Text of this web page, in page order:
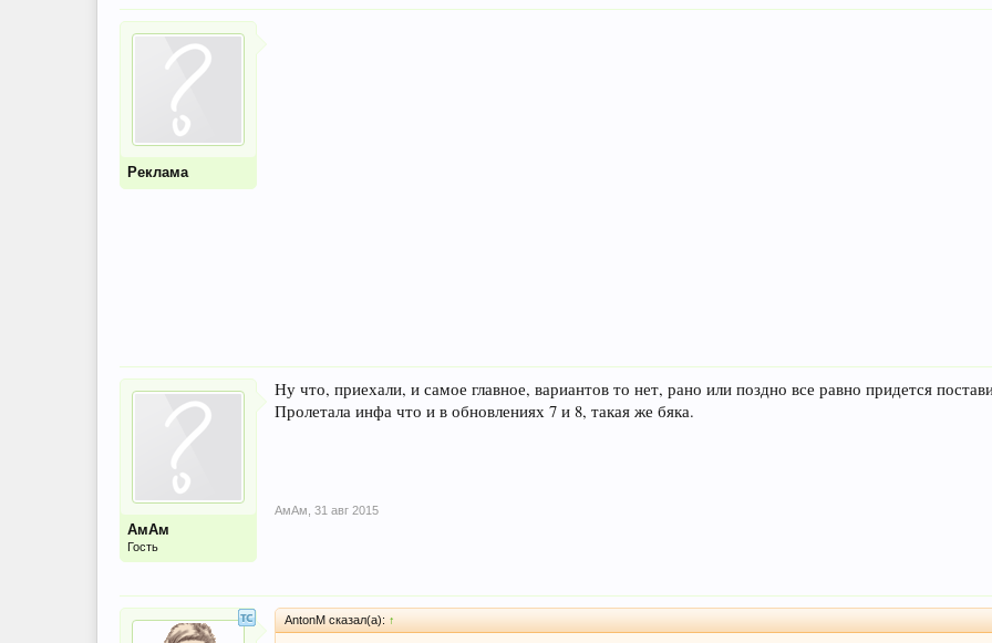
Реклама
АмАм
Гость
Ну что, приехали, и самое главное, вариантов то нет, рано или поздно все равно придется
Пролетала инфа что и в обновлениях 7 и 8, такая же бяка.
АмАм 31 авг 2015
AntonM сказал(а): ↑